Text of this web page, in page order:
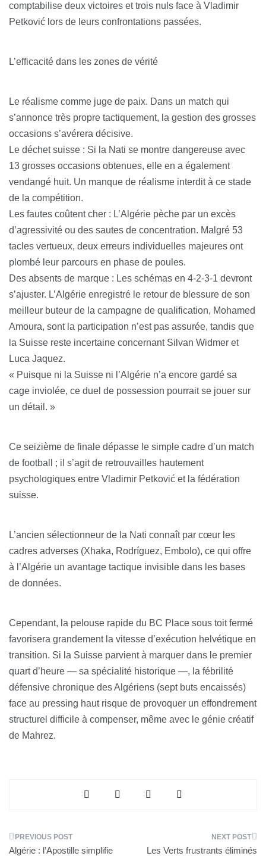
comptabilise deux victoires et trois nuls face à Vladimir
Petković lors de leurs confrontations passées.
L’efficacité dans les zones de vérité
Le réalisme comme juge de paix. Dans un match qui
s’annonce très propre tactiquement, la gestion des grosses
occasions s’avérera décisive.
Le déchet suisse : Si la Nati se montre dangereuse avec
13 grosses occasions obtenues, elle en a également
vendangé huit. Un manque de réalisme interdit à ce stade
de la compétition.
Les fautes coûtent cher : L’Algérie pèche par un excès
d’agressivité ou des sautes de concentration. Malgré 53
tacles vertueux, deux erreurs individuelles majeures ont
plombé leur parcours en phase de poules.
Des absents de marque : Les schémas en 4-2-3-1 devront
s’ajuster. L’Algérie enregistré le retour de blessure de son
meilleur buteur de la campagne de qualification, Mohamed
Amoura, sont la participation n’est pas assurée, tandis que
la Suisse reste incertaine concernant Silvan Widmer et
Luca Jaquez.
« Puisque ni la Suisse ni l’Algérie n’a encore gardé sa
cage inviolée, ce duel de possession pourrait se jouer sur
un détail. »
Ce seizième de finale dépasse le simple cadre d’un match
de football ; il s’agit de retrouvailles hautement
psychologiques entre Vladimir Petković et la fédération
suisse.
L’ancien sélectionneur de la Nati connaît par cœur les
cadres adverses (Xhaka, Rodríguez, Embolo), ce qui offre
à l’Algérie un avantage tactique invisible dans les bases
de données.
Cependant, la pelouse rapide du BC Place sous toit fermé
favorisera grandement la vitesse d’exécution helvétique en
transition. Si la Suisse parvient à marquer dans le premier
quart d’heure — sa spécialité historique —, la fébrilité
défensive chronique des Algériens (sept buts encaissés)
face au pressing haut risque de provoquer un effondrement
structurel difficile à compenser, même avec le génie créatif
de Mahrez.
Navigation
Algérie : l’Apostille simplifie Les Verts frustrants éliminés